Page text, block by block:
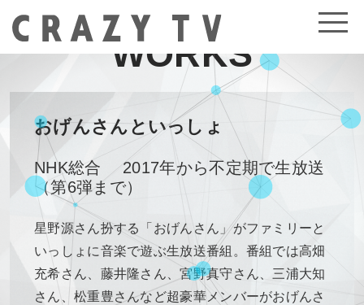
WORKS
おげんさんといっしょ
NHK総合 2017年から不定期で生放送
（第6弾まで）
星野源さん扮する「おげんさん」がファミリーと
いっしょに音楽で遊ぶ生放送番組。番組では高畑
充希さん、藤井隆さん、宮野真守さん、三浦大知
さん、松重豊さんなど超豪華メンバーがおげんさ